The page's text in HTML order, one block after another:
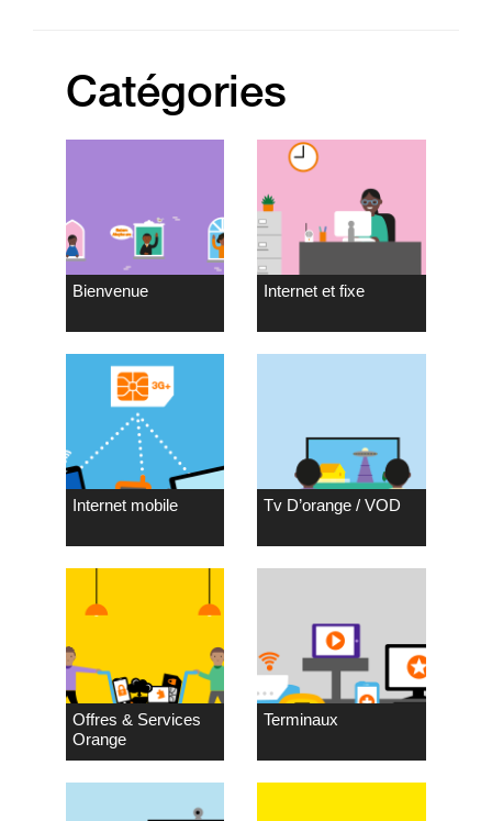
Catégories
Bienvenue Internet et fixe
Internet mobile Tv D’orange / VOD
Offres & Services
Orange
Terminaux